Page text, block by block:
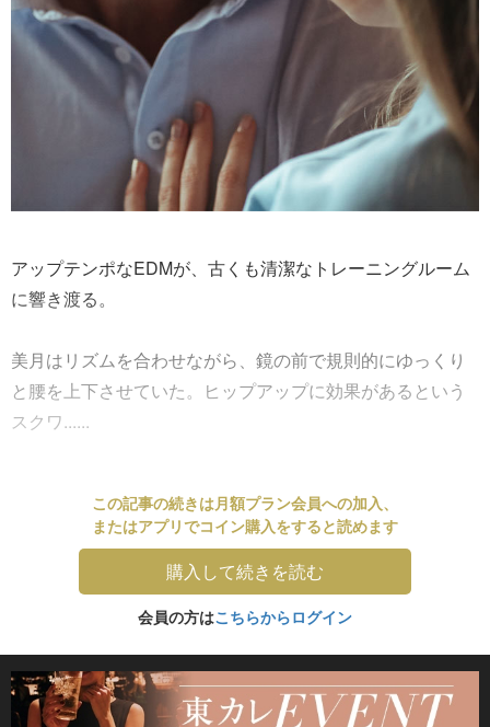
アップテンポなEDMが、古くも清潔なトレーニングルーム
に響き渡る。
美月はリズムを合わせながら、鏡の前で規則的にゆっくり
と腰を上下させていた。ヒップアップに効果があるという
スクワ......
この記事の続きは月額プラン会員への加入、
またはアプリでコイン購入をすると読めます
購入して続きを読む
会員の方はこちらからログイン